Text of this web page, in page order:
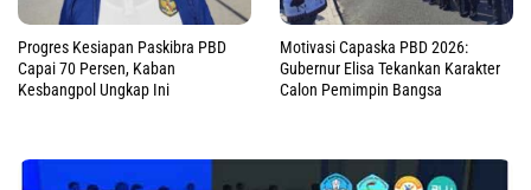
Progres Kesiapan Paskibra PBD
Capai 70 Persen, Kaban
Kesbangpol Ungkap Ini
Motivasi Capaska PBD 2026:
Gubernur Elisa Tekankan Karakter
Calon Pemimpin Bangsa